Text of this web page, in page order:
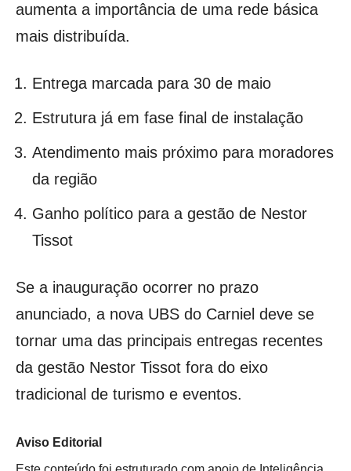
aumenta a importância de uma rede básica
mais distribuída.
Entrega marcada para 30 de maio
Estrutura já em fase final de instalação
Atendimento mais próximo para moradores
da região
Ganho político para a gestão de Nestor
Tissot
Se a inauguração ocorrer no prazo
anunciado, a nova UBS do Carniel deve se
tornar uma das principais entregas recentes
da gestão Nestor Tissot fora do eixo
tradicional de turismo e eventos.
Aviso Editorial